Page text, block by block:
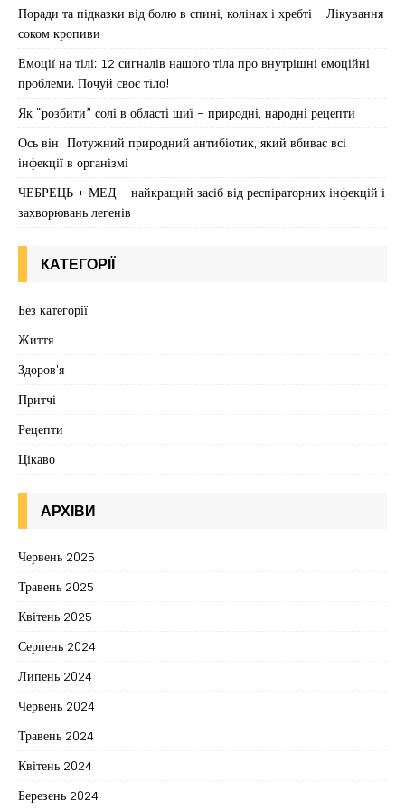
Поради та підказки від болю в спині, колінах і хребті – Лікування
соком кропиви
Емоції на тілі: 12 сигналів нашого тіла про внутрішні емоційні
проблеми. Почуй своє тіло!
Як “розбити” солі в області шиї – природні, народні рецепти
Ось він! Потужний природний антибіотик, який вбиває всі
інфекції в організмі
ЧЕБРЕЦЬ + МЕД – найкращий засіб від респіраторних інфекцій і
захворювань легенів
КАТЕГОРІЇ
Без категорії
Життя
Здоров'я
Притчі
Рецепти
Цікаво
АРХІВИ
Червень 2025
Травень 2025
Квітень 2025
Серпень 2024
Липень 2024
Червень 2024
Травень 2024
Квітень 2024
Березень 2024